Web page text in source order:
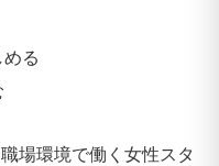
る
場環境で働く女性スタ